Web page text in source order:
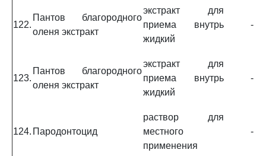
122.
Пантов благородного
оленя экстракт
экстракт для
приема внутрь
жидкий
-
123.
Пантов благородного
оленя экстракт
экстракт для
приема внутрь
жидкий
-
124. Пародонтоцид
раствор для
местного
применения
-